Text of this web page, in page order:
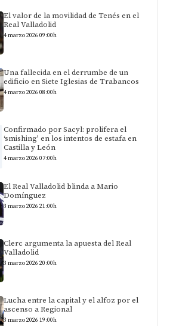
El valor de la movilidad de Tenés en el
Real Valladolid
4 marzo 2026 09:00h
Una fallecida en el derrumbe de un
edificio en Siete Iglesias de Trabancos
4 marzo 2026 08:00h
Confirmado por Sacyl: prolifera el
‘smishing’ en los intentos de estafa en
Castilla y León
4 marzo 2026 07:00h
El Real Valladolid blinda a Mario
Domínguez
3 marzo 2026 21:00h
Clerc argumenta la apuesta del Real
Valladolid
3 marzo 2026 20:00h
Lucha entre la capital y el alfoz por el
ascenso a Regional
3 marzo 2026 19:00h